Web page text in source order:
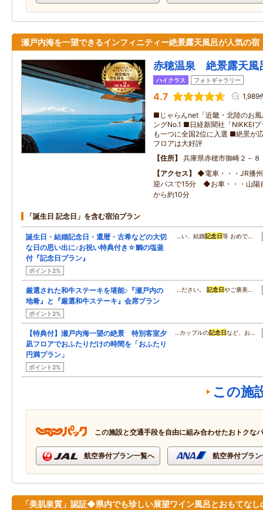
瀬戸内海を一望できるインフィニティー絶景露天風呂が人気の宿
赤穂温泉 絶景露天
ハイクラス フォトギャラリー
4.7 1,989
■じゃらんnet「近畿・北陸のお
ングNo.1 ■日経新聞社「NIKKEI
も一つに全国2位に入選 ■絶景が
フロアは大好評
住所
兵庫県赤穂市御崎２－８
アクセス
◆電車・・・JR播
迎バスで15分 ◆お車・・・山
から約10分
「誕生日 記念日」を含む宿泊プラン
誕生日・結婚記念日・還暦・古希などの大切
な日の思い出に♪お祝い特典付き☆鯛の塩釜
付『記念日プラン』
ポイント2%
…い、結婚記念日等 おめで…
厳選された和牛ステーキを堪能♪『瀬戸内の
地肴』と『厳選和牛ステーキ』会席プラン
ポイント2%
…ださい。記念日やご褒美…
【特典付】瀬戸内海一望の絶景 特別客室夕
凪フロアでおふたりだけの時間を「おふたり
円満プラン」
ポイント2%
…カップルの記念日など、お…
この施
この施設と交通手段を自由に組み合わせたおトクな
航空券付プラン一覧へ 航空券付プラ
「美肌泉質」認証◆県内でも珍しい展望ワイン風呂とおもてなし